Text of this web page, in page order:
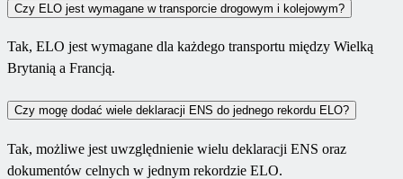
Czy ELO jest wymagane w transporcie drogowym i kolejowym?
Tak, ELO jest wymagane dla każdego transportu między Wielką
Brytanią a Francją.
Czy mogę dodać wiele deklaracji ENS do jednego rekordu ELO?
Tak, możliwe jest uwzględnienie wielu deklaracji ENS oraz
dokumentów celnych w jednym rekordzie ELO.